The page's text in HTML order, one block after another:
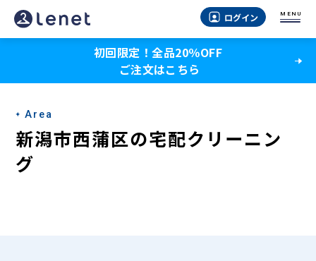
新
潟
西
蒲
区
の
ログイン MENU
初回限定！全品20％OFF
ご注文はこちら
Area
新潟市西蒲区の宅配クリーニン
グ